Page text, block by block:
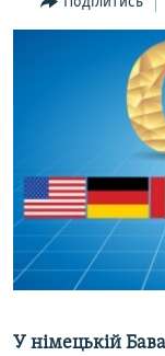
ВСЕ ЗА ДЕНЬ
СПЕЦПРОЕКТИ
ВІДЕОУРОКИ
СВІДЧЕННЯ
УКРАЇНСЬКА
ЯК ОБІЙТИ
Русский
Qırımtatar
У німецькій